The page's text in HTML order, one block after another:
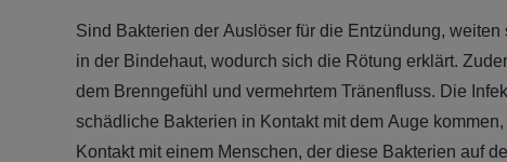
Sind Bakterien der Auslöser für die Entzündung,
in der Bindehaut, wodurch sich die Rötung erklärt.
dem Brenngefühl und vermehrtem Tränenfluss. Die
schädliche Bakterien in Kontakt mit dem Auge
Kontakt mit einem Menschen, der diese Bakterien auf